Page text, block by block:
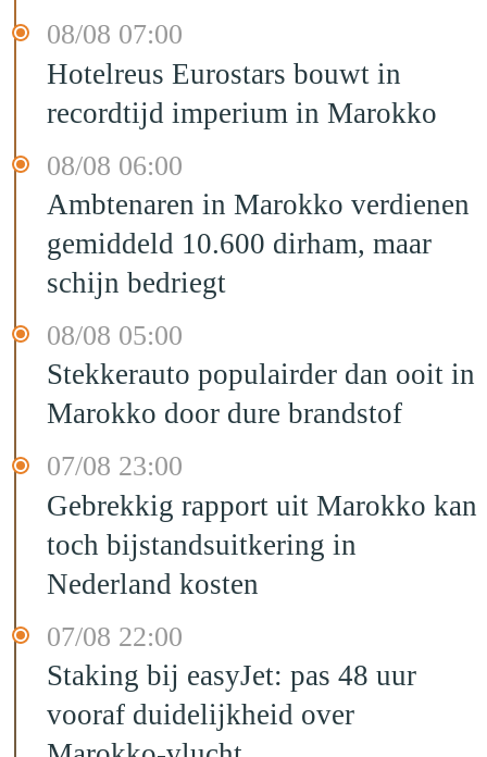
08/08 07:00
Hotelreus Eurostars bouwt in
recordtijd imperium in Marokko
08/08 06:00
Ambtenaren in Marokko verdienen
gemiddeld 10.600 dirham, maar
schijn bedriegt
08/08 05:00
Stekkerauto populairder dan ooit in
Marokko door dure brandstof
07/08 23:00
Gebrekkig rapport uit Marokko kan
toch bijstandsuitkering in
Nederland kosten
07/08 22:00
Staking bij easyJet: pas 48 uur
vooraf duidelijkheid over